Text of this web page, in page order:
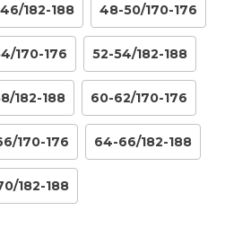
182-188 48-50/170-176
170-176 52-54/182-188
182-188 60-62/170-176
170-176 64-66/182-188
182-188